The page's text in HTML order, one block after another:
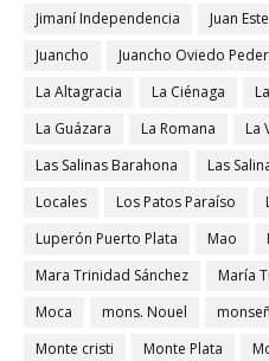
Jimaní Independencia
Juan
Juancho
Juancho Oviedo
La Altagracia
La Ciénaga
La Guázara
La Romana La
Las Salinas Barahona
Las
Locales
Los Patos Paraíso
Luperón Puerto Plata
Mao
Mara Trinidad Sánchez
María
Moca
mons. Nouel
Monte cristi
Monte Plata